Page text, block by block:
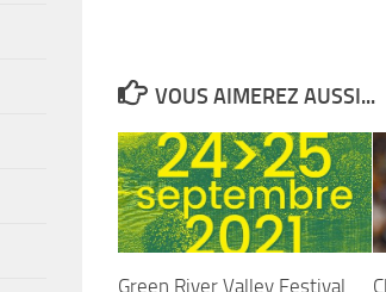
VOUS AIMEREZ AUSSI...
Green River Valley Festival